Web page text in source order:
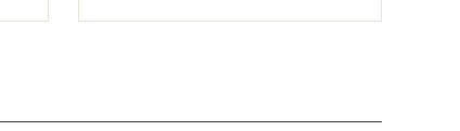
Typ